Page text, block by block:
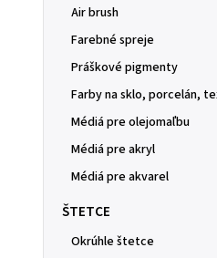
Air brush
Farebné spreje
Práškové pigmenty
Farby na sklo, porcelán,
Médiá pre olejomaľbu
Médiá pre akryl
Médiá pre akvarel
ŠTETCE
Okrúhle štetce